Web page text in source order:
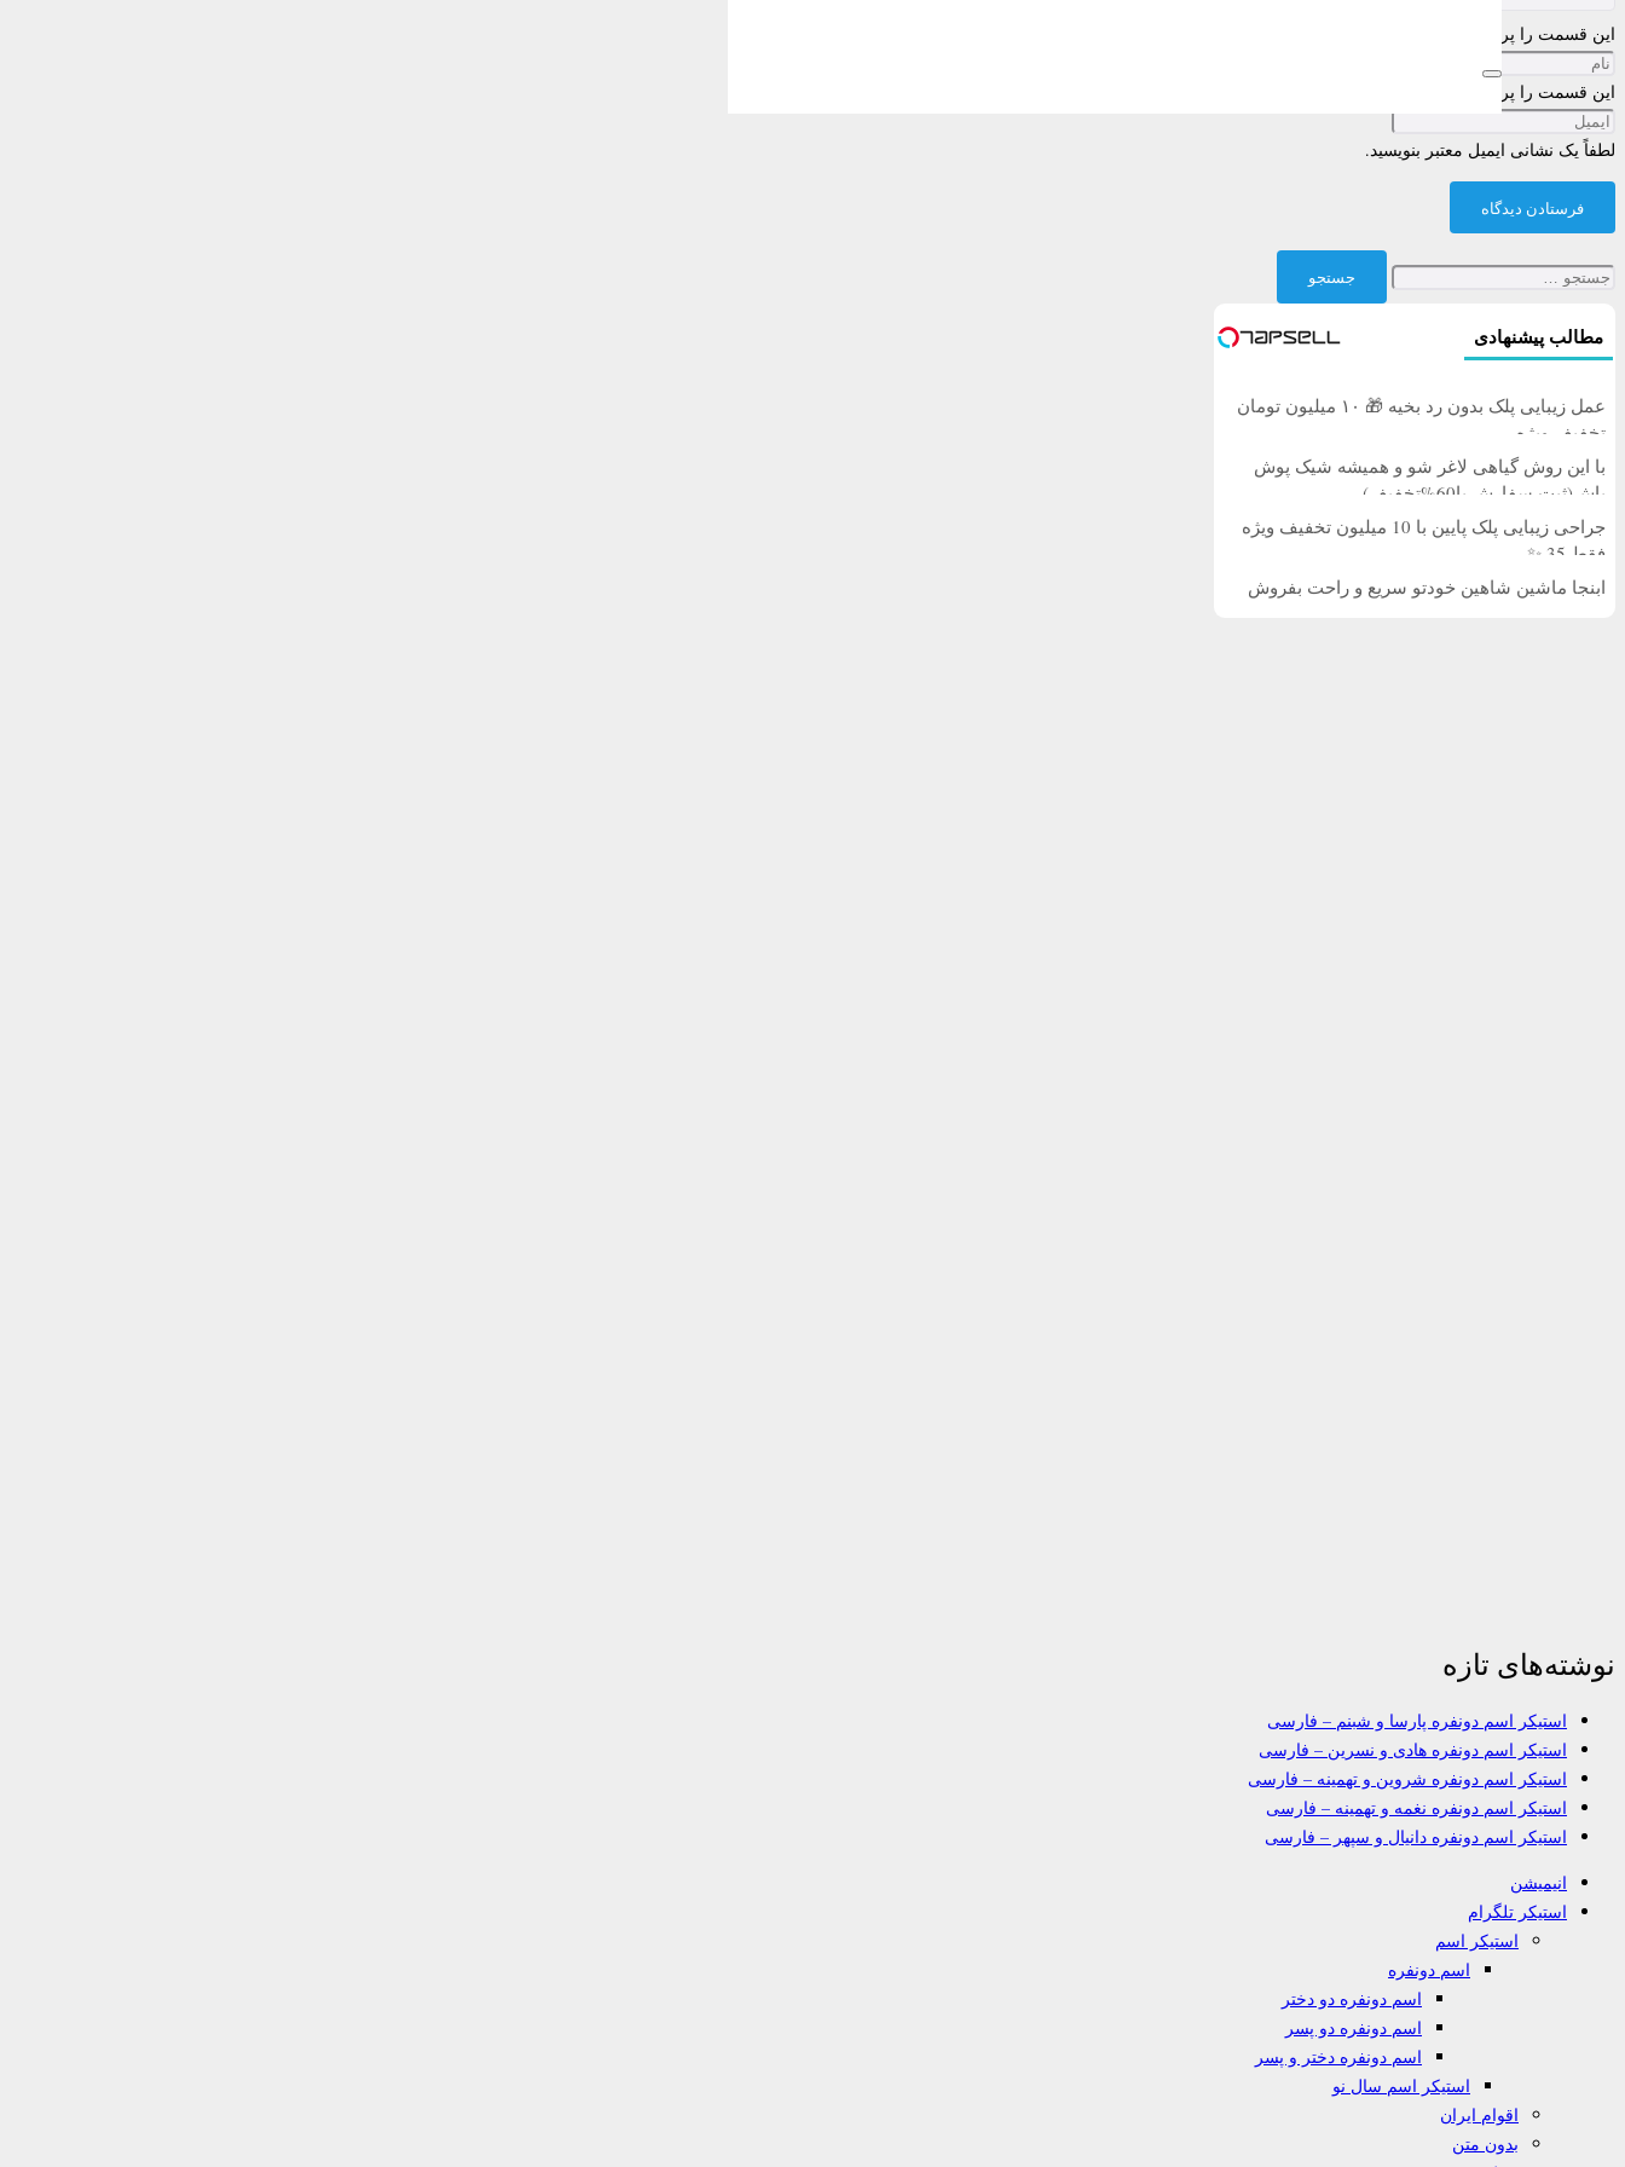
این قسمت را پر کنید
این قسمت را پر کنید
لطفاً یک نشانی ایمیل معتبر بنویسید.
فرستادن دیدگاه
جستجو
برای:
مطالب پیشنهادی
عمل زیبایی پلک بدون رد بخیه 🎁 ۱۰ میلیون تومان
تخفیف ویژه
با این روش گیاهی لاغر شو و همیشه شیک پوش
باش(ثبت سفارش با60%تخفیف)
جراحی زیبایی پلک پایین با 10 میلیون تخفیف ویژه
فقط 35 ✨
ابنجا ماشین شاهین خودتو سریع و راحت بفروش
نوشته‌های تازه
استیکر اسم دونفره پارسا و شبنم – فارسی
استیکر اسم دونفره هادی و نسرین – فارسی
استیکر اسم دونفره شروین و تهمینه – فارسی
استیکر اسم دونفره نغمه و تهمینه – فارسی
استیکر اسم دونفره دانیال و سپهر – فارسی
انیمیشن
استیکر تلگرام
استیکر اسم
اسم دونفره
اسم دونفره دو دختر
اسم دونفره دو پسر
اسم دونفره دختر و پسر
استیکر اسم سال نو
اقوام ایران
بدون متن